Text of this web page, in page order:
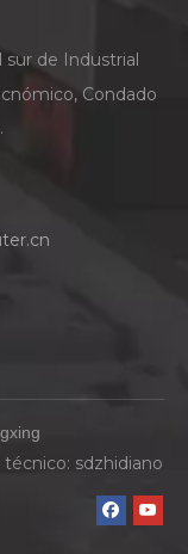
sur de Industrial
Condado
técnico: sdzhidiano